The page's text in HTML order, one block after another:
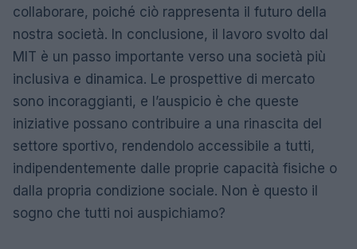
collaborare, poiché ciò rappresenta il futuro della
nostra società. In conclusione, il lavoro svolto dal
MIT è un passo importante verso una società più
inclusiva e dinamica. Le prospettive di mercato
sono incoraggianti, e l’auspicio è che queste
iniziative possano contribuire a una rinascita del
settore sportivo, rendendolo accessibile a tutti,
indipendentemente dalle proprie capacità fisiche o
dalla propria condizione sociale. Non è questo il
sogno che tutti noi auspichiamo?